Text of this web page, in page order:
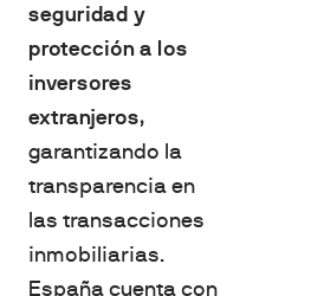
seguridad y
protección a los
inversores
extranjeros,
garantizando la
transparencia en
las transacciones
inmobiliarias.
España cuenta con